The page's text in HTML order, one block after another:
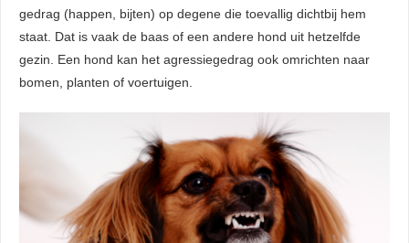
gedrag (happen, bijten) op degene die toevallig dichtbij hem
staat. Dat is vaak de baas of een andere hond uit hetzelfde
gezin. Een hond kan het agressiegedrag ook omrichten naar
bomen, planten of voertuigen.